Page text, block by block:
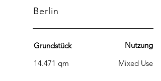
Berlin
Grundstück
14.471 qm
Nutzung
Mixed Use